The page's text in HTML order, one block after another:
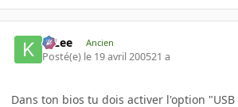
K-Lee Ancien
Posté(e) le 19 avril 200521 a
Dans ton bios tu dois activer l'option